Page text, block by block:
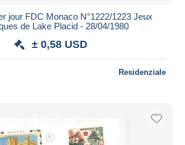
jour FDC Monaco N°1222/1223 Jeux
de Lake Placid - 28/04/1980
± 0,58 USD
Residenziale